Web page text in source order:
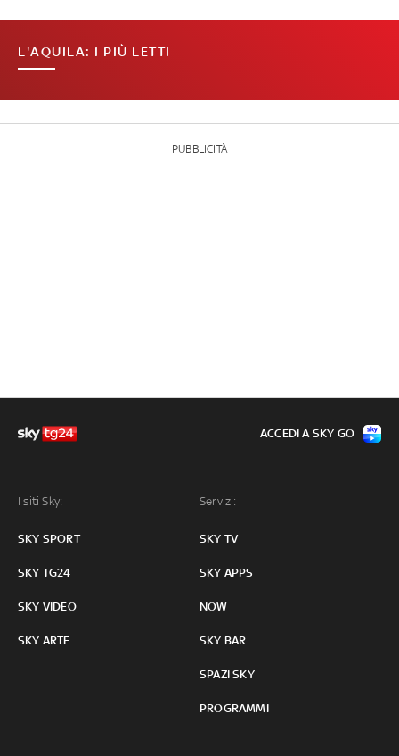
L'AQUILA: I PIÙ LETTI
PUBBLICITÀ
I siti Sky:
SKY SPORT
SKY TG24
SKY VIDEO
SKY ARTE
Servizi:
SKY TV
SKY APPS
NOW
SKY BAR
SPAZI SKY
PROGRAMMI
ACCEDI A SKY GO